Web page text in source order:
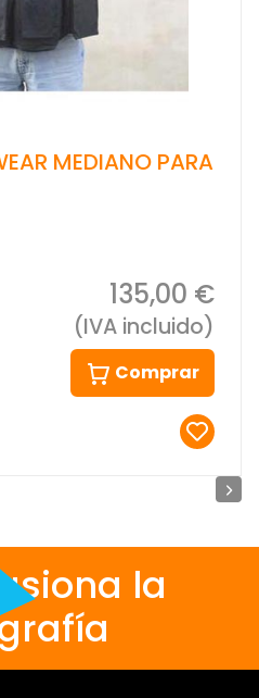
MEDIANO PARA
135,00 €
(IVA incluido)
Comprar
la